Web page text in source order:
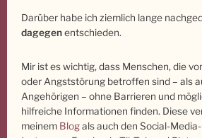
Darüber habe ich ziemlich lange
dagegenentschieden.
Mir ist es wichtig, dass Menschen, die
oder Angststörung betroffen sind – als
Angehörigen – ohne Barrieren und
hilfreiche Informationen finden. Diese
meinem Blogals auch den Social-